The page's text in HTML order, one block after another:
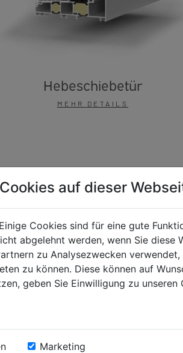
Hebeschiebetür
MEHR DETAILS
auf dieser
Cookies sind für eine gute
abgelehnt werden, wenn Sie diese
zu Analysezwecken
zu können. Diese können auf
geben Sie Einwilligung zu unseren
Marketing